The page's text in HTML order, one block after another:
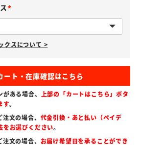
必
須
)
クスについて >
ある場合、 上部の「カートはこちら」ボタ
す。
文の場合、 代金引換・あと払い（ペイデ
をお選びください。
文の場合、 お届け希望日を承ることができ